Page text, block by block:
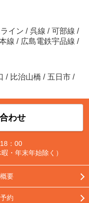
イン / 呉線 / 可部線 /
線 / 広島電鉄宇品線 /
/ 比治山橋 / 五日市 /
わせ
：00
・年末年始除く）
要
約